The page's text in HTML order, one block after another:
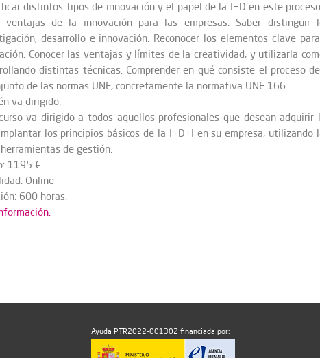
distintos tipos de innovación y el papel de la I+D en este
de la innovación para las empresas. Saber
desarrollo e innovación. Reconocer los elementos clave
Conocer las ventajas y límites de la creatividad, y utilizarla
distintas técnicas. Comprender en qué consiste el proceso
de las normas UNE, concretamente la normativa UNE 166.
va dirigido:
va dirigido a todos aquellos profesionales que desean adquirir
los principios básicos de la I+D+I en su empresa,
de gestión.
1195 €
Online
600 horas.
Ayuda PTR2022-001302 financiada por: